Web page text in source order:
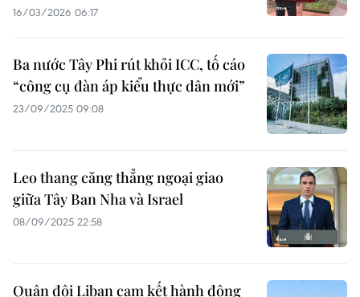
16/03/2026 06:17
Ba nước Tây Phi rút khỏi ICC, tố cáo
“công cụ đàn áp kiểu thực dân mới”
23/09/2025 09:08
Leo thang căng thẳng ngoại giao
giữa Tây Ban Nha và Israel
08/09/2025 22:58
Quân đội Liban cam kết hành động